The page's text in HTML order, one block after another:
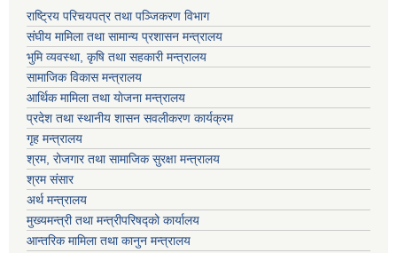
राष्ट्रिय परिचयपत्र तथा पञ्जिकरण विभाग
संघीय मामिला तथा सामान्य प्रशासन मन्त्रालय
भुमि व्यवस्था, कृषि तथा सहकारी मन्त्रालय
सामाजिक विकास मन्त्रालय
आर्थिक मामिला तथा याेजना मन्त्रालय
प्रदेश तथा स्थानीय शासन सवलीकरण कार्यक्रम
गृह मन्त्रालय
श्रम, रोजगार तथा सामाजिक सुरक्षा मन्त्रालय
श्रम संसार
अर्थ मन्त्रालय
मुख्यमन्त्री तथा मन्त्रीपरिषद्को कार्यालय
आन्तरिक मामिला तथा कानुन मन्त्रालय